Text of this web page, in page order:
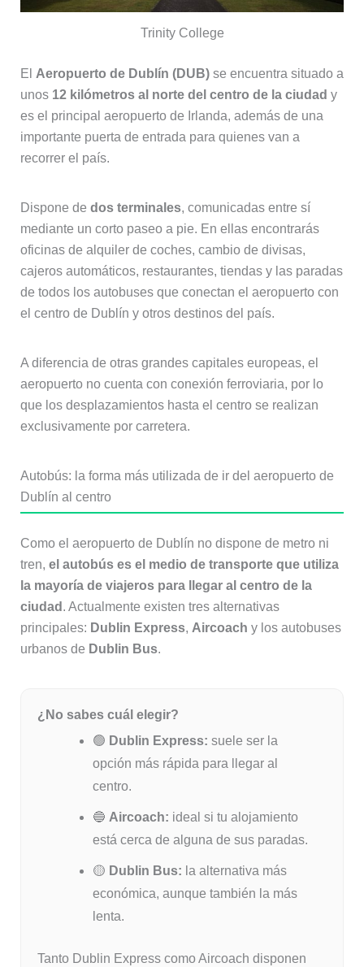
Trinity College
El Aeropuerto de Dublín (DUB)se encuentra situado a
unos 12 kilómetros al norte del centro de la ciudad y
es el principal aeropuerto de Irlanda, además de una
importante puerta de entrada para quienes van a
recorrer el país.
Dispone de dos terminales, comunicadas entre sí
mediante un corto paseo a pie. En ellas encontrarás
oficinas de alquiler de coches, cambio de divisas,
cajeros automáticos, restaurantes, tiendas y las paradas
de todos los autobuses que conectan el aeropuerto con
el centro de Dublín y otros destinos del país.
A diferencia de otras grandes capitales europeas, el
aeropuerto no cuenta con conexión ferroviaria, por lo
que los desplazamientos hasta el centro se realizan
exclusivamente por carretera.
Autobús: la forma más utilizada de ir del aeropuerto de
Dublín al centro
Como el aeropuerto de Dublín no dispone de metro ni
tren, el autobús es el medio de transporte que utiliza
la mayoría de viajeros para llegar al centro de la
ciudad . Actualmente existen tres alternativas
principales: Dublin Express, Aircoach y los autobuses
urbanos de Dublin Bus.
¿No sabes cuál elegir?
🟢 Dublin Express: suele ser la
opción más rápida para llegar al
centro.
🔵 Aircoach: ideal si tu alojamiento
está cerca de alguna de sus paradas.
🟡 Dublin Bus: la alternativa más
económica, aunque también la más
lenta.
Tanto Dublin Express como Aircoach disponen